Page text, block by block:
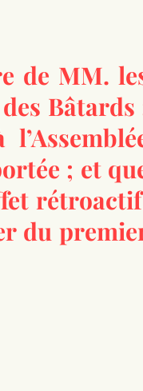
de MM.
Bâtards
; et
du